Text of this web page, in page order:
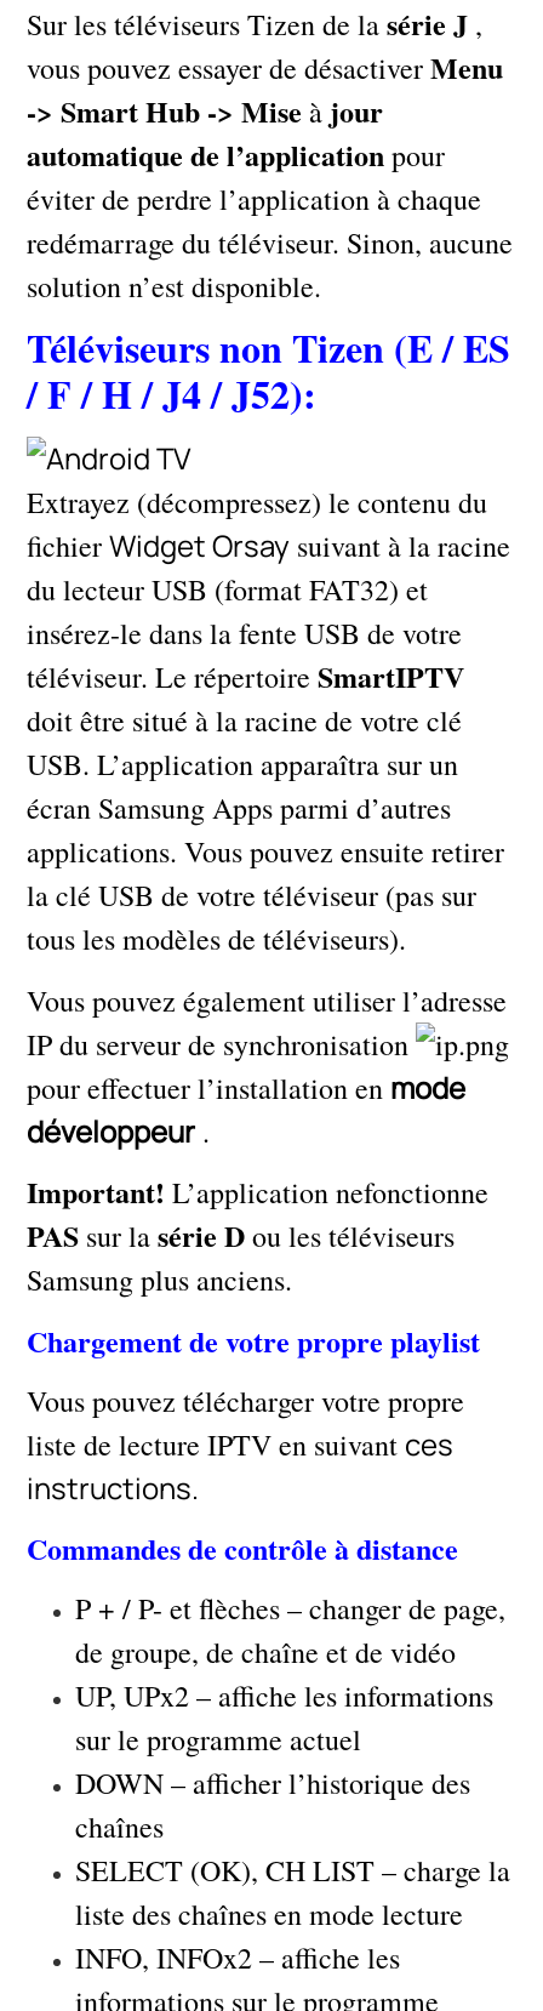
Sur les téléviseurs Tizen de lasérie J ,
vous pouvez essayer de désactiverMenu
-> Smart Hub -> Mise à jour
automatique de l’applicationpour
éviter de perdre l’application à chaque
redémarrage du téléviseur. Sinon, aucune
solution n’est disponible.
Téléviseurs non Tizen (E / ES
/ F / H / J4 / J52):
Extrayez (décompressez) le contenu du
fichierWidget Orsay suivant à la racine
du lecteur USB (format FAT32) et
insérez-le dans la fente USB de votre
téléviseur. Le répertoireSmartIPTV
doit être situé à la racine de votre clé
USB. L’application apparaîtra sur un
écran Samsung Apps parmi d’autres
applications. Vous pouvez ensuite retirer
la clé USB de votre téléviseur (pas sur
tous les modèles de téléviseurs).
Vous pouvez également utiliser l’adresse
IP du serveur de synchronisation
pour effectuer l’installation en mode
développeur .
Important!L’application nefonctionne
PAS sur lasérie Dou les téléviseurs
Samsung plus anciens.
Chargement de votre propre playlist
Vous pouvez télécharger votre propre
liste de lecture IPTV en suivant ces
instructions.
Commandes de contrôle à distance
P + / P- et flèches – changer de page,
de groupe, de chaîne et de vidéo
UP, UPx2 – affiche les informations
sur le programme actuel
DOWN – afficher l’historique des
chaînes
SELECT (OK), CH LIST – charge la
liste des chaînes en mode lecture
INFO, INFOx2 – affiche les
informations sur le programme